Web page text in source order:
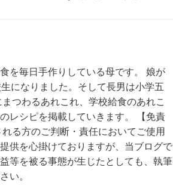
を毎日手作りしている母です。 娘が
になりました。そして長男は小学五
つわるあれこれ、学校給食のあれこ
レシピを掲載していきます。 【免責
る方のご判断・責任においてご使用
供を心掛けておりますが、当ブログで
等を被る事態が生じたとしても、執筆
い。